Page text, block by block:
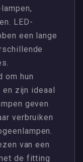
LED-
een lange
om hun
zijn ideaal
geven
verbruiken
van een
de fitting